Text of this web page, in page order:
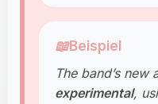
📖Beispiel
The band’s new
experimental,